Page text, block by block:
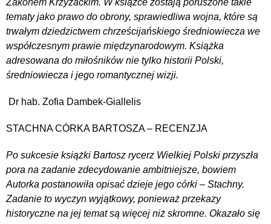
Zakonem Krzyżackim. W książce zostają poruszone takie
tematy jako prawo do obrony, sprawiedliwa wojna, które są
trwałym dziedzictwem chrześcijańskiego średniowiecza we
współczesnym prawie międzynarodowym. Książka
adresowana do miłośników nie tylko historii Polski,
średniowiecza i jego romantycznej wizji.
Dr hab. Zofia Dambek-Giallelis
STACHNA CÓRKA BARTOSZA – RECENZJA
Po sukcesie książki Bartosz rycerz Wielkiej Polski przyszła
pora na zadanie zdecydowanie ambitniejsze, bowiem
Autorka postanowiła opisać dzieje jego córki – Stachny.
Zadanie to wyczyn wyjątkowy, ponieważ przekazy
historyczne na jej temat są więcej niż skromne. Okazało się